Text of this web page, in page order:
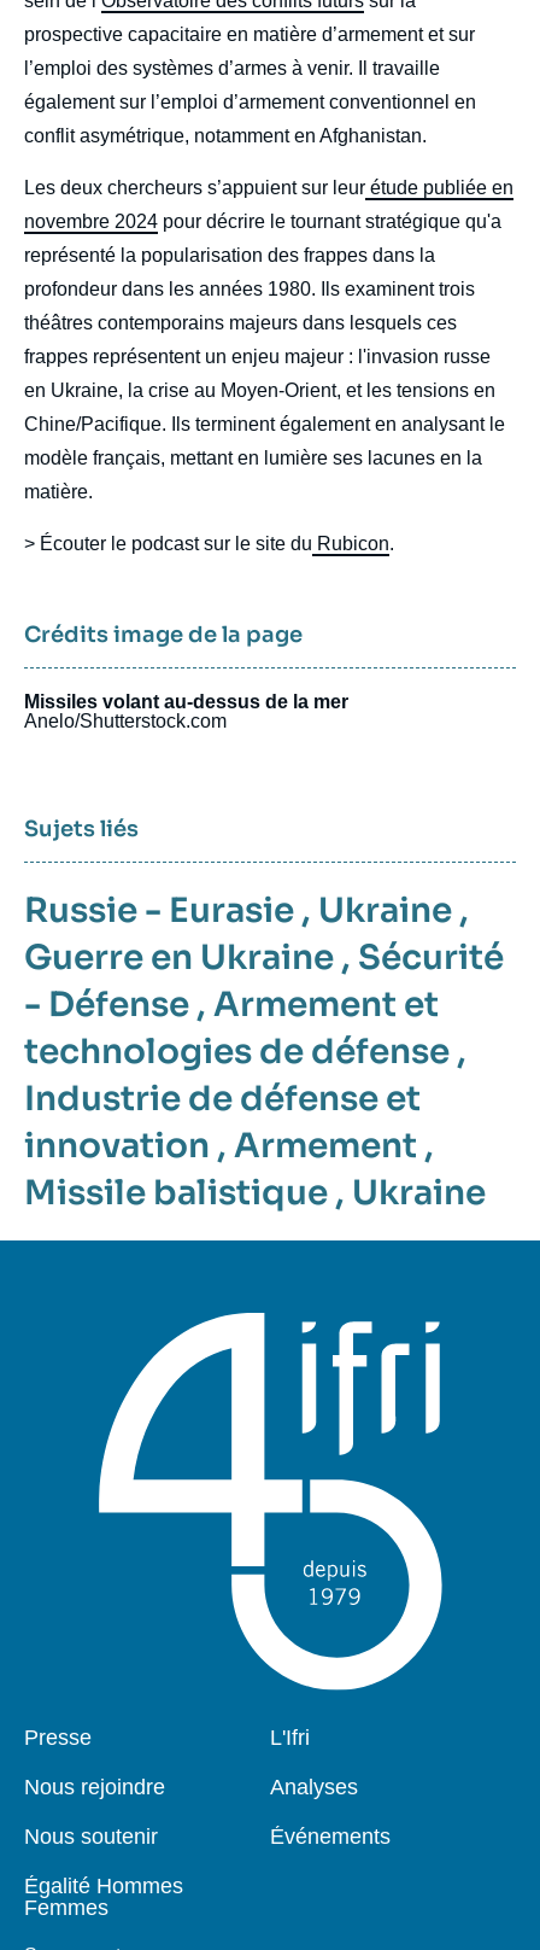
prospective capacitaire en matière d’armement et sur
l’emploi des systèmes d’armes à venir. Il travaille
également sur l’emploi d’armement conventionnel en
conflit asymétrique, notamment en Afghanistan.
Les deux chercheurs s’appuient sur leur étude publiée en
novembre 2024 pour décrire le tournant stratégique qu'a
représenté la popularisation des frappes dans la
profondeur dans les années 1980. Ils examinent trois
théâtres contemporains majeurs dans lesquels ces
frappes représentent un enjeu majeur : l'invasion russe
en Ukraine, la crise au Moyen-Orient, et les tensions en
Chine/Pacifique. Ils terminent également en analysant le
modèle français, mettant en lumière ses lacunes en la
matière.
> Écouter le podcast sur le site du Rubicon.
Crédits image de la page
Missiles volant au-dessus de la mer
Anelo/Shutterstock.com
Sujets liés
Russie - Eurasie , Ukraine ,
Guerre en Ukraine , Sécurité
- Défense , Armement et
technologies de défense ,
Industrie de défense et
innovation , Armement ,
Missile balistique , Ukraine
Pied
Presse
Nous rejoindre
Nous soutenir
Égalité Hommes
Femmes
Navigation
L'Ifri
Analyses
Événements